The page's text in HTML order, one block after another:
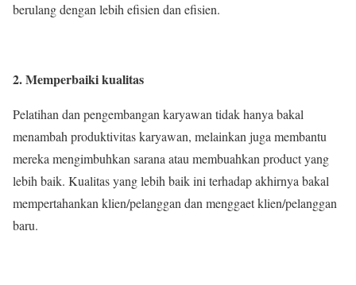
berulang dengan lebih efisien dan efisien.
2. Memperbaiki kualitas
Pelatihan dan pengembangan karyawan tidak hanya bakal
menambah produktivitas karyawan, melainkan juga membantu
mereka mengimbuhkan sarana atau membuahkan product yang
lebih baik. Kualitas yang lebih baik ini terhadap akhirnya bakal
mempertahankan klien/pelanggan dan menggaet klien/pelanggan
baru.